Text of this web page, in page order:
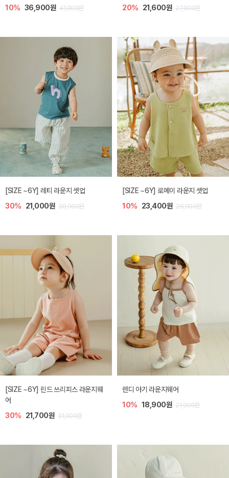
10% 36,900원 41,000원 20% 21,600원 27,000원
[SIZE ~6Y] 레티 라운지 셋업
30% 21,000원 30,000원
[SIZE ~6Y] 로메이 라운지 셋업
10% 23,400원 26,000원
[SIZE ~6Y] 린드 쓰리피스 라운지웨
어
30% 21,700원 31,000원
렌디 아기 라운지웨어
10% 18,900원 21,000원